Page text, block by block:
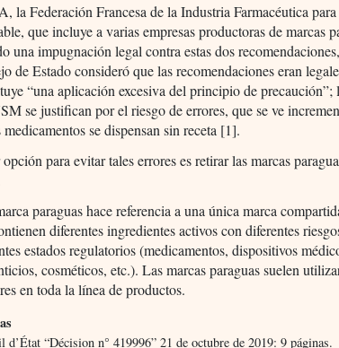
la Federación Francesa de la Industria Farmacéutica
que incluye a varias empresas productoras de marcas
una impugnación legal contra estas dos
de Estado consideró que las recomendaciones eran
“una aplicación excesiva del principio de precaución”;
se justifican por el riesgo de errores, que se ve
medicamentos se dispensan sin receta [1].
para evitar tales errores es retirar las marcas
paraguas hace referencia a una única marca
diferentes ingredientes activos con diferentes
estados regulatorios (medicamentos, dispositivos
cosméticos, etc.). Las marcas paraguas suelen
en toda la línea de productos.
d’État “Décision n° 419996” 21 de octubre de 2019: 9 páginas.